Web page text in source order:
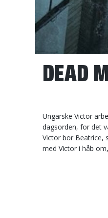
DEAD
Ungarske Victor
dagsorden, for det
Victor bor Beatrice,
med Victor i håb